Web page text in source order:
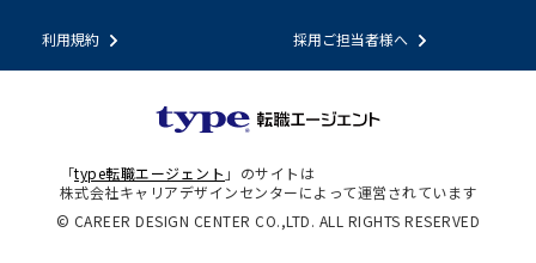
利用規約 採用ご担当者様へ
「type転職エージェント 」のサイトは
株式会社キャリアデザインセンターによって運営されています
© CAREER DESIGN CENTER CO.,LTD. ALL RIGHTS RESERVED